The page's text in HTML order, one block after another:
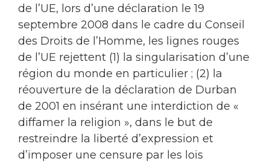
de l’UE, lors d’une déclaration le 19
septembre 2008 dans le cadre du Conseil
des Droits de l’Homme, les lignes rouges
de l’UE rejettent (1) la singularisation d’une
région du monde en particulier ; (2) la
réouverture de la déclaration de Durban
de 2001 en insérant une interdiction de «
diffamer la religion », dans le but de
restreindre la liberté d’expression et
d’imposer une censure par les lois